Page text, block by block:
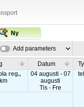
Ny
Add parameters
Datum
reg.,
04 augusti - 07
augusti
Tis - Fre